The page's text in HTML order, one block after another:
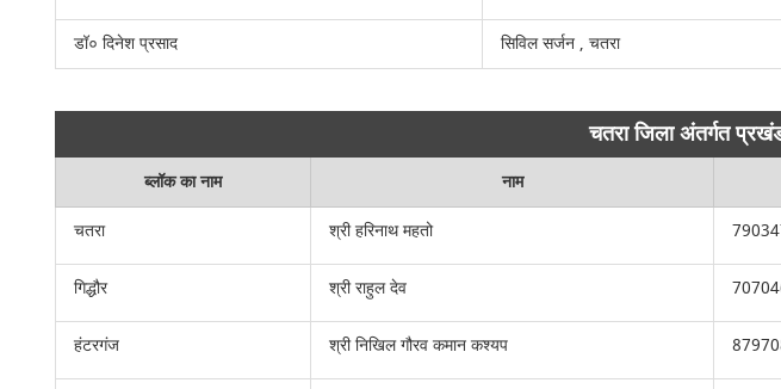
डॉ० दिनेश प्रसाद सिविल सर्जन , चतरा
चतरा जिला अंतर्गत
ब्लॉक का नाम नाम
चतरा
श्री हरिनाथ महतो
गिद्धौर श्री राहुल देव
हंटरगंज श्री निखिल गौरव कमान कश्यप